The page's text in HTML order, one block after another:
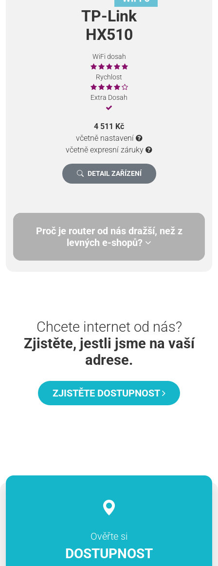
TP-Link
HX510
WiFi dosah
Rychlost
Extra Dosah
4 511 Kč
včetně nastavení
včetně expresní záruky
DETAIL ZAŘÍZENÍ
Proč je router od nás dražší, než z
levných e-shopů?
Chcete internet od nás?
Zjistěte, jestli jsme na vaší
adrese.
ZJISTĚTE DOSTUPNOST
Ověřte si
DOSTUPNOST